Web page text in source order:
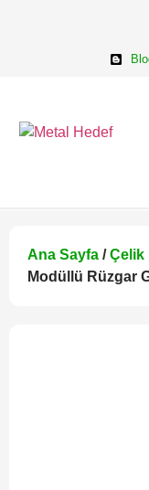
Ana Sayfa /Çelik
Modüllü Rüzgar